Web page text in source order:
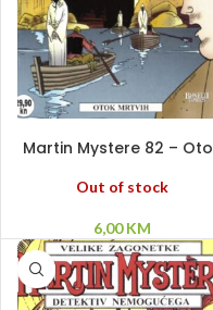
Martin Mystere 82 –
Out of stock
6,00KM